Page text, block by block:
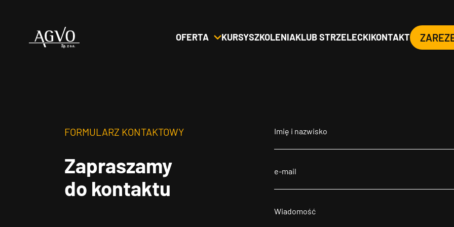
Header
OFERTA KURSYSZKOLENIAKLUB STRZELECKIKONTAKT
FORMULARZ KONTAKTOWY
Zapraszamy
do kontaktu